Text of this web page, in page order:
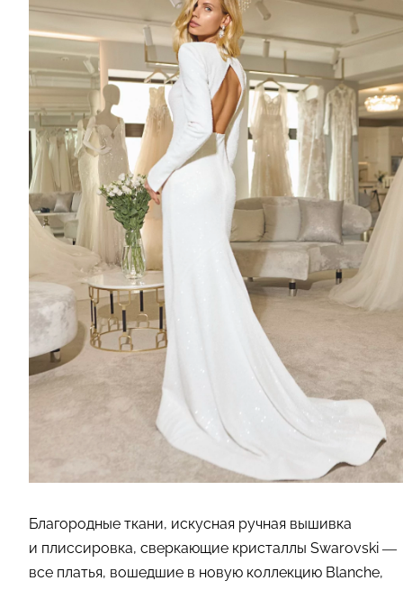
Благородные ткани, искусная ручная вышивка
и плиссировка, сверкающие кристаллы Swarovski —
все платья, вошедшие в новую коллекцию Blanche,